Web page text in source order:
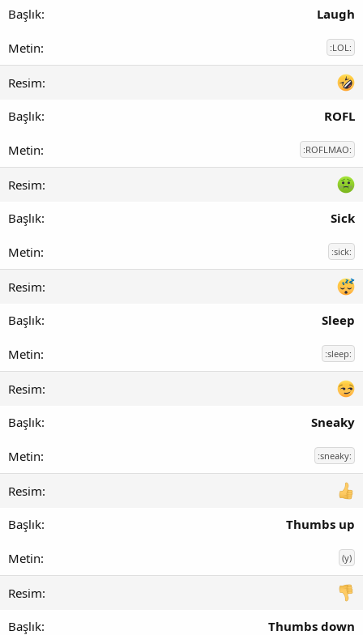
Laugh
:LOL:
ROFL
:ROFLMAO:
Sick
:sick:
Sleep
:sleep:
Sneaky
:sneaky:
Thumbs up
(y)
Thumbs down